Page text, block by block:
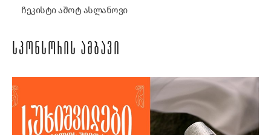
ჩეკისტი აშოტ ასლანოვი
ᲡᲞᲝᲜᲡᲝᲠᲘᲡ ᲐᲛᲑᲐᲕᲘ